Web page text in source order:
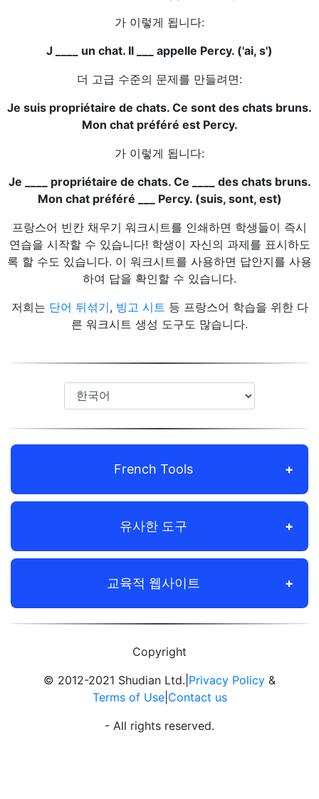
가 이렇게 됩니다:
J ____ un chat. Il ___ appelle Percy. ('ai, s')
더 고급 수준의 문제를 만들려면:
Je suis propriétaire de chats. Ce sont des chats bruns.
Mon chat préféré est Percy.
가 이렇게 됩니다:
Je ____ propriétaire de chats. Ce ____ des chats bruns.
Mon chat préféré ___ Percy. (suis, sont, est)
프랑스어 빈칸 채우기 워크시트를 인쇄하면 학생들이 즉시
연습을 시작할 수 있습니다! 학생이 자신의 과제를 표시하도
록 할 수도 있습니다. 이 워크시트를 사용하면 답안지를 사용
하여 답을 확인할 수 있습니다.
저희는 단어 뒤섞기, 빙고 시트 등 프랑스어 학습을 위한 다
른 워크시트 생성 도구도 많습니다.
French Tools
유사한 도구
교육적 웹사이트
Copyright
© 2012-2021 Shudian Ltd.| Privacy Policy &
Terms of Use| Contact us
- All rights reserved.